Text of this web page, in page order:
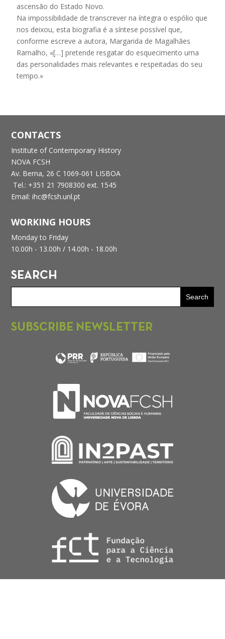
ascensão do Estado Novo.
Na impossibilidade de transcrever na íntegra o espólio que
nos deixou, esta biografia é a síntese possível que,
conforme escreve a autora, Margarida de Magalhães
Ramalho, «[…] pretende resgatar do esquecimento uma
das personalidades mais relevantes e respeitadas do seu
tempo.»
CONTACTS
Institute of Contemporary History
NOVA FCSH
Av. Berna, 26 C 1069-061 LISBOA
Tel.: +351 21 7908300 ext. 1545
Email: ihc@fcsh.unl.pt
WORKING HOURS
Monday to Friday
10.00h - 13.00h / 14.00h - 18.00h
SEARCH
SUBSCRIBE NEWSLETTER